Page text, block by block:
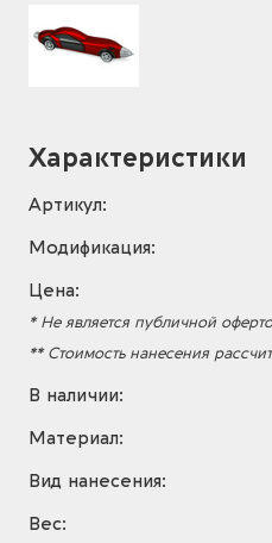
Характеристики
Артикул:
Модификация:
Цена:
* Не является публичной
** Стоимость нанесения
В наличии:
Материал:
Вид нанесения:
Вес: